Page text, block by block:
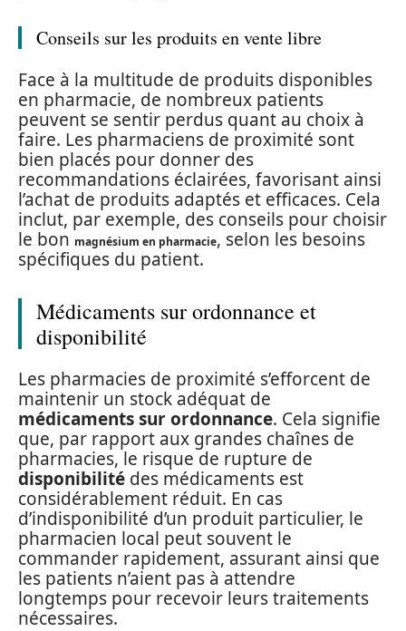
Conseils sur les produits en vente libre
Face à la multitude de produits disponibles
en pharmacie, de nombreux patients
peuvent se sentir perdus quant au choix à
faire. Les pharmaciens de proximité sont
bien placés pour donner des
recommandations éclairées, favorisant ainsi
l’achat de produits adaptés et efficaces. Cela
inclut, par exemple, des conseils pour choisir
le bon magnésium en pharmacie, selon les besoins
spécifiques du patient.
Médicaments sur ordonnance et
disponibilité
Les pharmacies de proximité s’efforcent de
maintenir un stock adéquat de
médicaments sur ordonnance. Cela signifie
que, par rapport aux grandes chaînes de
pharmacies, le risque de rupture de
disponibilité des médicaments est
considérablement réduit. En cas
d’indisponibilité d’un produit particulier, le
pharmacien local peut souvent le
commander rapidement, assurant ainsi que
les patients n’aient pas à attendre
longtemps pour recevoir leurs traitements
nécessaires.